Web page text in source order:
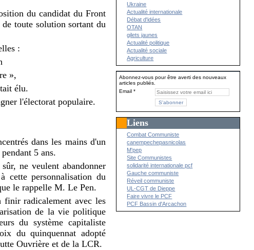
du candidat du Front
toute solution sortant du
:
»,
élu.
l'électorat populaire.
dans les mains d'un
5 ans.
ne veulent abandonner
cette personnalisation du
le rappelle M. Le Pen.
finir radicalement avec les
de la vie politique
du système capitaliste
du quinquennat adopté
Ouvrière et de la LCR.
Ukraine
Actualité internationale
Débat d'idées
OTAN
gilets jaunes
Actualité politique
Actualité sociale
Agriculture
Abonnez-vous pour être averti des nouveaux
articles publiés.
Email
Liens
Combat Communiste
canempechepasnicolas
M'pep
Site Communistes
solidarité internationale pcf
Gauche communiste
Réveil communiste
UL-CGT de Dieppe
Faire vivre le PCF
PCF Bassin d'Arcachon